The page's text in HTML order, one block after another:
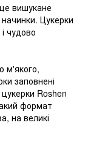
вишукане
Цукерки
чудово
м'якого,
заповнені
Roshen
формат
на великі